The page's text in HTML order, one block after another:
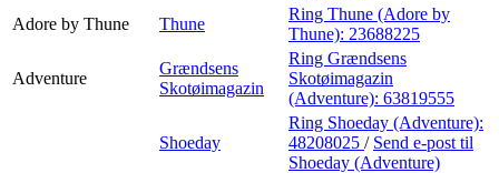
Adore by Thune
Thune
Ring Thune (Adore by
Thune): 23688225
Adventure
Grændsens
Skotøimagazin
Ring Grændsens
Skotøimagazin
(Adventure): 63819555
Shoeday
Ring Shoeday (Adventure):
48208025 / Send e-post til
Shoeday (Adventure)